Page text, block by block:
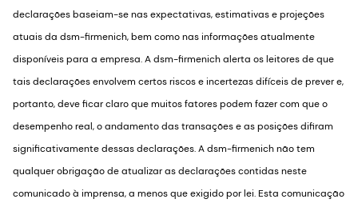
declarações baseiam-se nas expectativas, estimativas e projeções
atuais da dsm-firmenich, bem como nas informações atualmente
disponíveis para a empresa. A dsm-firmenich alerta os leitores de que
tais declarações envolvem certos riscos e incertezas difíceis de prever e,
portanto, deve ficar claro que muitos fatores podem fazer com que o
desempenho real, o andamento das transações e as posições difiram
significativamente dessas declarações. A dsm-firmenich não tem
qualquer obrigação de atualizar as declarações contidas neste
comunicado à imprensa, a menos que exigido por lei. Esta comunicação